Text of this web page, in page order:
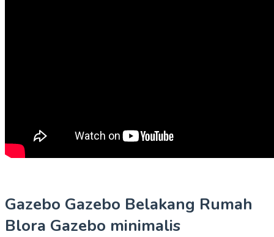
Gazebo Gazebo Belakang Rumah
Blora Gazebo minimalis